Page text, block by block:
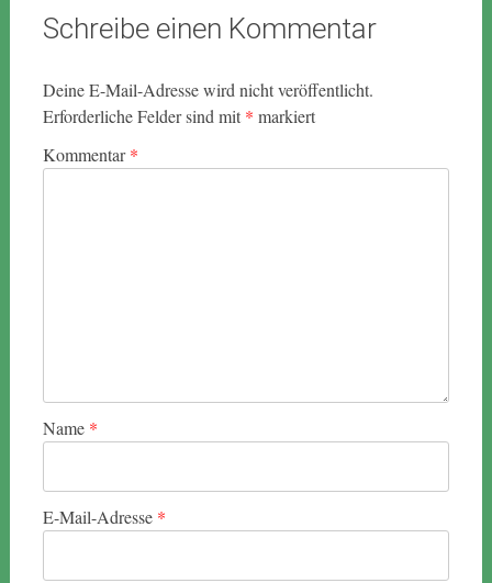
Schreibe einen Kommentar
Deine E-Mail-Adresse wird nicht veröffentlicht.
Erforderliche Felder sind mit * markiert
Kommentar*
Name *
E-Mail-Adresse *